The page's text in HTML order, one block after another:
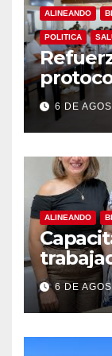
ALINEANDO
POLITICA
y 6 DE
ALINEANDO
en Los
6 DE